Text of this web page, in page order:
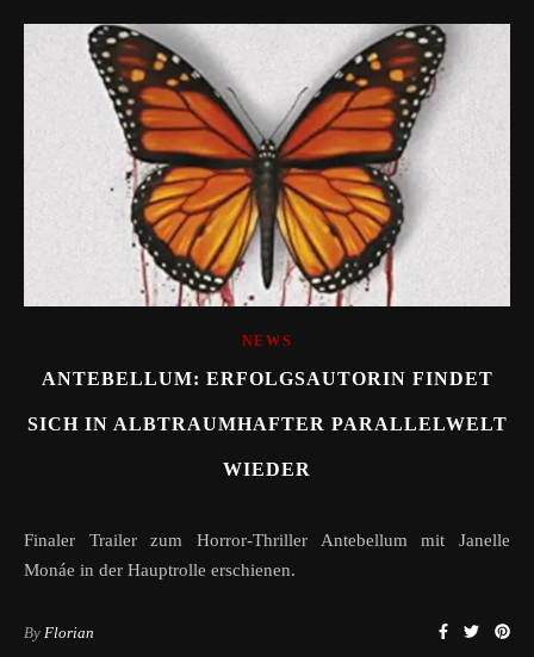
NEWS
ANTEBELLUM: ERFOLGSAUTORIN FINDET
SICH IN ALBTRAUMHAFTER PARALLELWELT
WIEDER
Finaler Trailer zum Horror-Thriller Antebellum mit Janelle
Monáe in der Hauptrolle erschienen.
By Florian